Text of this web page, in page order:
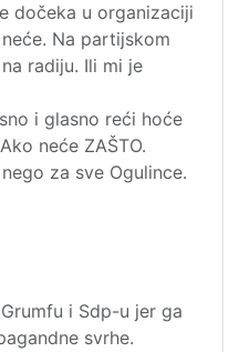
dočeka u organizaciji
Na partijskom
radiju. Ili mi je
i glasno reći hoće
neće ZAŠTO.
za sve Ogulince.
i Sdp-u jer ga
svrhe.